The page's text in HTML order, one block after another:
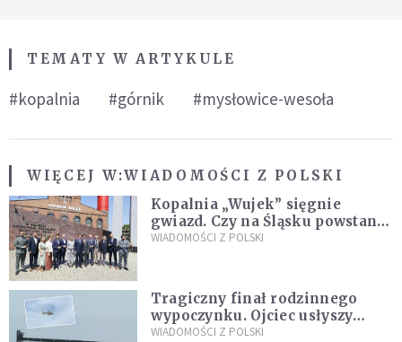
TEMATY W ARTYKULE
#kopalnia #górnik #mysłowice-wesoła
WIĘCEJ W:WIADOMOŚCI Z POLSKI
Kopalnia „Wujek” sięgnie
gwiazd. Czy na Śląsku powstanie
„Dolina Krzemowa”?
WIADOMOŚCI Z POLSKI
Tragiczny finał rodzinnego
wypoczynku. Ojciec usłyszy
zarzuty
WIADOMOŚCI Z POLSKI